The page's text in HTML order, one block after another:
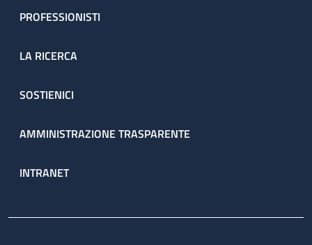
PROFESSIONISTI
LA RICERCA
SOSTIENICI
AMMINISTRAZIONE TRASPARENTE
INTRANET